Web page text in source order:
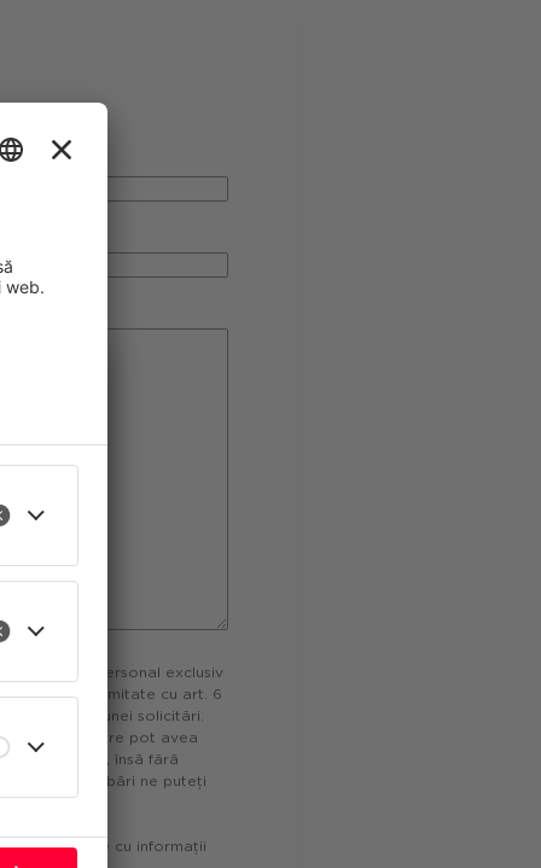
cu caracter personal exclusiv
în conformitate cu art. 6
sau a unei solicitări.
servicii IT care pot avea
voluntară, însă fără
Pentru întrebări ne puteți
cu informații
pentru